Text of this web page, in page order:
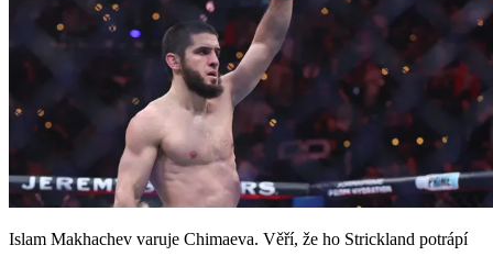
Islam Makhachev varuje Chimaeva. Věří, že ho Strickland potrápí